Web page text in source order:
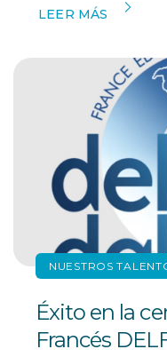
LEER MÁS
NUESTROS
Éxito en la
Francés